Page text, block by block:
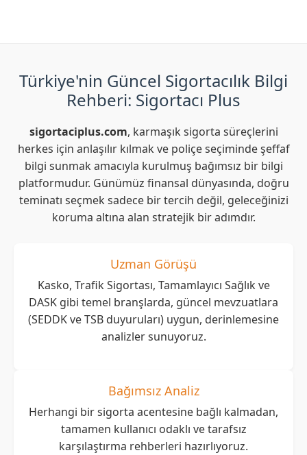
Türkiye'nin Güncel Sigortacılık Bilgi
Rehberi: Sigortacı Plus
sigortaciplus.com, karmaşık sigorta süreçlerini
herkes için anlaşılır kılmak ve poliçe seçiminde şeffaf
bilgi sunmak amacıyla kurulmuş bağımsız bir bilgi
platformudur. Günümüz finansal dünyasında, doğru
teminatı seçmek sadece bir tercih değil, geleceğinizi
koruma altına alan stratejik bir adımdır.
Uzman Görüşü
Kasko, Trafik Sigortası, Tamamlayıcı Sağlık ve
DASK gibi temel branşlarda, güncel mevzuatlara
(SEDDK ve TSB duyuruları) uygun, derinlemesine
analizler sunuyoruz.
Bağımsız Analiz
Herhangi bir sigorta acentesine bağlı kalmadan,
tamamen kullanıcı odaklı ve tarafsız
karşılaştırma rehberleri hazırlıyoruz.